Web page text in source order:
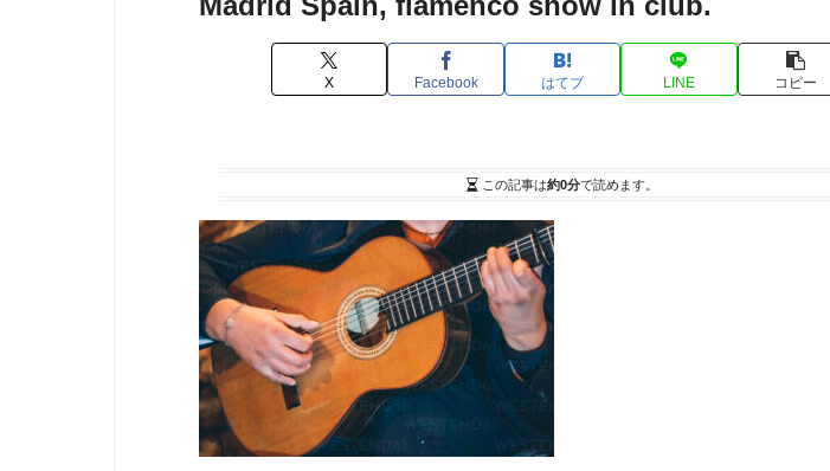
X Facebook はてブ LINE コピー
この記事は約0分で読めます。